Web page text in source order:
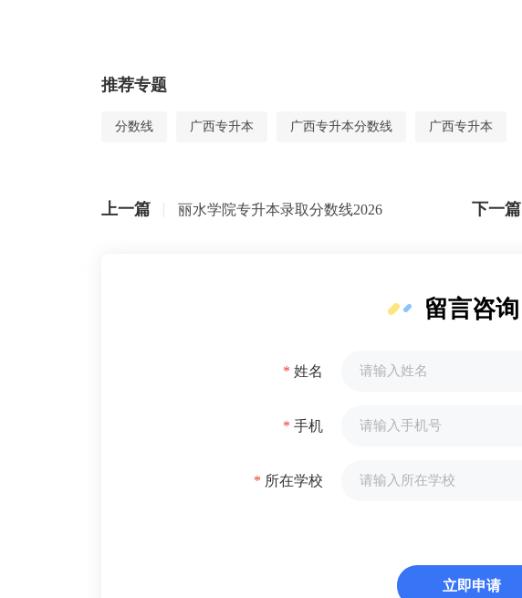
推荐专题
分数线 广西专升本 广西专升本分数线 广西专升本
上一篇 丽水学院专升本录取分数线2026 下一篇
留言咨询
* 姓名
* 手机
* 所在学校
立即申请